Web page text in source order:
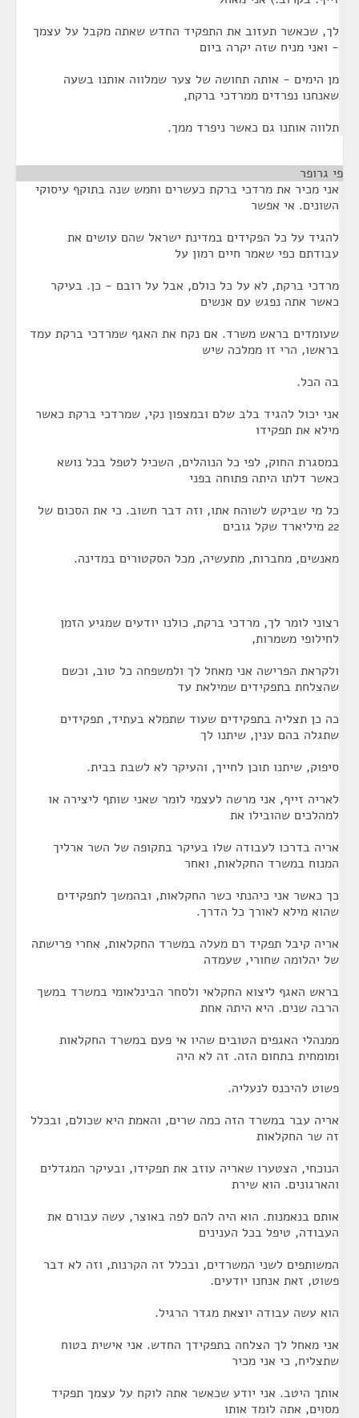
לך, שכאשר תעזוב את התפקיד החדש שאתה מקבל על עצמך
- ואני מניח שזה יקרה ביום
מן הימים - אותה תחושה של צער שמלווה אותנו בשעה
שאנחנו נפרדים ממרדכי ברקת,
תלווה אותנו גם כאשר ניפרד ממך.
פי גרופר
אני מכיר את מרדכי ברקת כעשרים וחמש שנה בתוקף עיסוקי
השונים. אי אפשר
להגיד על כל הפקידים במדינת ישראל שהם עושים את
עבודתם כפי שאמר חיים רמון על
מרדכי ברקת, לא על כל כולם, אבל על רובם - כן. בעיקר
כאשר אתה נפגש עם אנשים
שעומדים בראש משרד. אם נקח את האגף שמרדכי ברקת עמד
בראשו, הרי זו ממלכה שיש
בה הכל.
אני יכול להגיד בלב שלם ובמצפון נקי, שמרדכי ברקת כאשר
מילא את תפקידו
במסגרת החוק, לפי כל הנוהלים, השכיל לטפל בכל נושא
כאשר דלתו היתה פתוחה בפני
כל מי שביקש לשוהח אתו, וזה דבר חשוב. כי את הסכום של
22 מיליארד שקל גובים
מאנשים, מחברות, מתעשיה, מכל הסקטורים במדינה.
רצוני לומר לך, מרדכי ברקת, כולנו יודעים שמגיע הזמן
לחילופי משמרות,
ולקראת הפרישה אני מאחל לך ולמשפחה כל טוב, וכשם
שהצלחת בתפקידים שמילאת עד
כה כן תצליה בתפקידים שעוד שתמלא בעתיד, תפקידים
שתגלה בהם ענין, שיתנו לך
סיפוק, שיתנו תוכן לחייך, והעיקר לא לשבת בבית.
לאריה זייף, אני מרשה לעצמי לומר שאני שותף ליצירה או
למהלכים שהובילו את
אריה בדרכו לעבודה שלו בעיקר בתקופה של השר ארליך
המנוח במשרד החקלאות, ואחר
כך כאשר אני כיהנתי כשר החקלאות, ובהמשך לתפקידים
שהוא מילא לאורך כל הדרך.
אריה קיבל תפקיד רם מעלה במשרד החקלאות, אחרי פרישתה
של יהלומה שחורי, שעמדה
בראש האגף ליצוא החקלאי ולסחר הבינלאומי במשרד במשך
הרבה שנים. היא היתה אחת
ממנהלי האגפים הטובים שהיו אי פעם במשרד החקלאות
ומומחית בתחום הזה. זה לא היה
פשוט להיכנס לנעליה.
אריה עבר במשרד הזה כמה שרים, והאמת היא שכולם, ובכלל
זה שר החקלאות
הנוכחי, הצטערו שאריה עוזב את תפקידו, ובעיקר המגדלים
והארגונים. הוא שירת
אותם בנאמנות. הוא היה להם לפה באוצר, עשה עבורם את
העבודה, טיפל בכל הענינים
המשותפים לשני המשרדים, ובכלל זה הקרנות, וזה לא דבר
פשוט, זאת אנחנו יודעים.
הוא עשה עבודה יוצאת מגדר הרגיל.
אני מאחל לך הצלחה בתפקידך החדש. אני אישית בטוח
שתצליח, כי אני מכיר
אותך היטב. אני יודע שכאשר אתה לוקח על עצמך תפקיד
מסוים, אתה לומד אותו